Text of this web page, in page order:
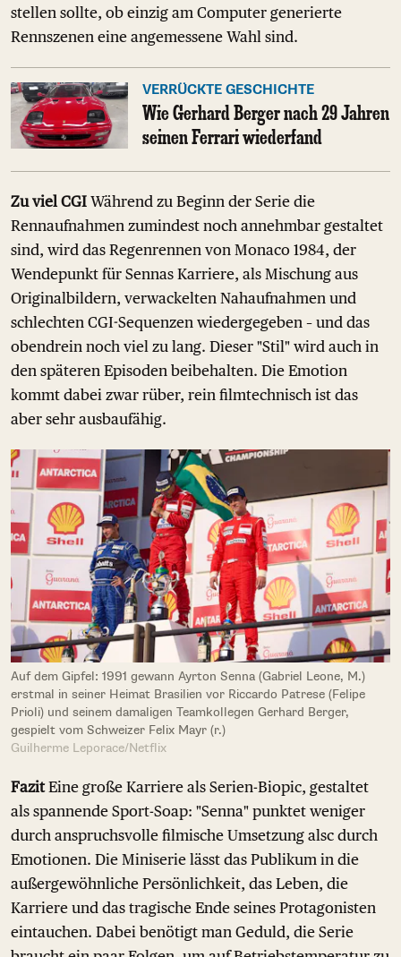
stellen sollte, ob einzig am Computer generierte
Rennszenen eine angemessene Wahl sind.
VERRÜCKTE GESCHICHTE
Wie Gerhard Berger nach 29 Jahren
seinen Ferrari wiederfand
Zu viel CGI Während zu Beginn der Serie die
Rennaufnahmen zumindest noch annehmbar gestaltet
sind, wird das Regenrennen von Monaco 1984, der
Wendepunkt für Sennas Karriere, als Mischung aus
Originalbildern, verwackelten Nahaufnahmen und
schlechten CGI-Sequenzen wiedergegeben – und das
obendrein noch viel zu lang. Dieser "Stil" wird auch in
den späteren Episoden beibehalten. Die Emotion
kommt dabei zwar rüber, rein filmtechnisch ist das
aber sehr ausbaufähig.
Auf dem Gipfel: 1991 gewann Ayrton Senna (Gabriel Leone, M.)
erstmal in seiner Heimat Brasilien vor Riccardo Patrese (Felipe
Prioli) und seinem damaligen Teamkollegen Gerhard Berger,
gespielt vom Schweizer Felix Mayr (r.)
Guilherme Leporace/Netflix
FazitEine große Karriere als Serien-Biopic, gestaltet
als spannende Sport-Soap: "Senna" punktet weniger
durch anspruchsvolle filmische Umsetzung alsc durch
Emotionen. Die Miniserie lässt das Publikum in die
außergewöhnliche Persönlichkeit, das Leben, die
Karriere und das tragische Ende seines Protagonisten
eintauchen. Dabei benötigt man Geduld, die Serie